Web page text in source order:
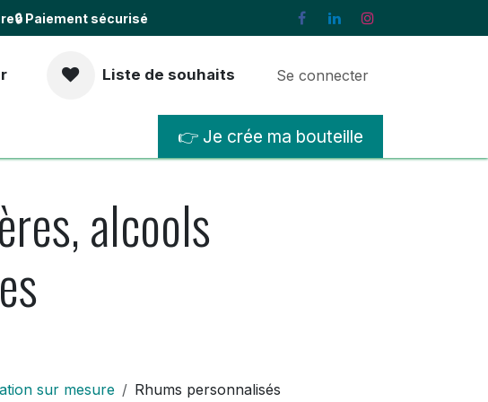
Paiement sécurisé
Liste de souhaits Se connecter
Contactez-nous
👉 Je crée ma bouteille
alcools
sur mesure Rhums personnalisés